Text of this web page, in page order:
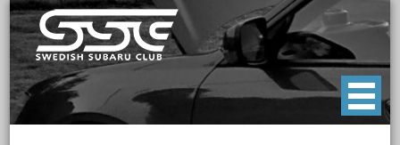
Skip
to
content
Swedish Subaru Club
För oss som älskar Subaru!